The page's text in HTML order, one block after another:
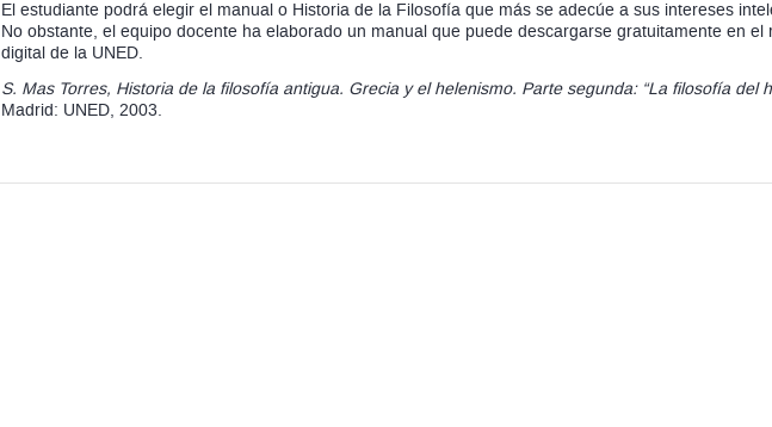
El estudiante podrá elegir el manual o Historia de la Filosofía que más se adecúe a sus intereses
No obstante, el equipo docente ha elaborado un manual que puede descargarse gratuitamente en el
digital de la UNED.
S. Mas Torres, Historia de la filosofía antigua. Grecia y el helenismo. Parte segunda: “La filosofía del
Madrid: UNED, 2003.